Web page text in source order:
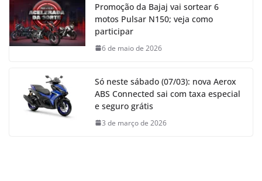
Promoção da Bajaj vai sortear 6
motos Pulsar N150; veja como
participar
6 de maio de 2026
Só neste sábado (07/03): nova Aerox
ABS Connected sai com taxa especial
e seguro grátis
3 de março de 2026